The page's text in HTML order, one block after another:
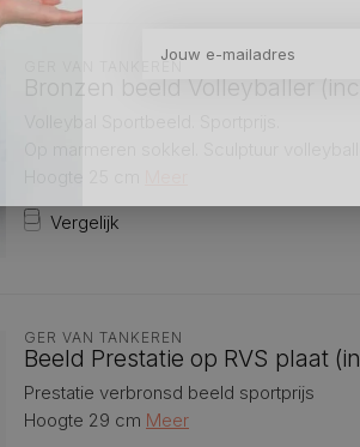
Bronzen beeld Volleyballer
Vergelijk
GER VAN TANKEREN
Beeld Prestatie op RVS plaat
Prestatie verbronsd beeld sportprijs
Hoogte 29 cm Meer